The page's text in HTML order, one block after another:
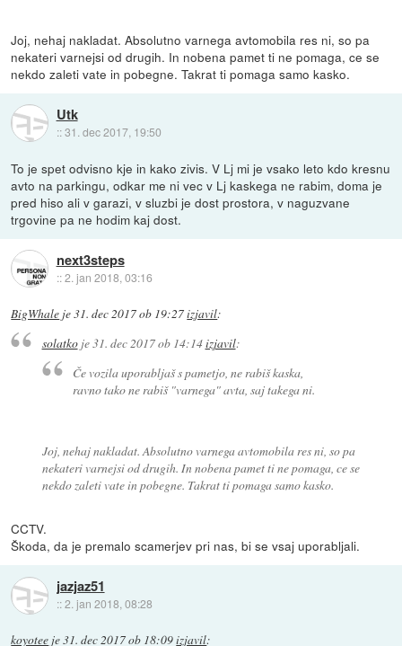
Joj, nehaj nakladat. Absolutno varnega avtomobila res ni, so pa
nekateri varnejsi od drugih. In nobena pamet ti ne pomaga, ce se
nekdo zaleti vate in pobegne. Takrat ti pomaga samo kasko.
Utk
::31. dec 2017, 19:50
To je spet odvisno kje in kako zivis. V Lj mi je vsako leto kdo kresnu
avto na parkingu, odkar me ni vec v Lj kaskega ne rabim, doma je
pred hiso ali v garazi, v sluzbi je dost prostora, v naguzvane
trgovine pa ne hodim kaj dost.
next3steps
::2. jan 2018, 03:16
BigWhale je31. dec 2017 ob 19:27izjavil:
solatkoje31. dec 2017 ob 14:14izjavil:
Če vozila uporabljaš s pametjo, ne rabiš kaska,
ravno tako ne rabiš "varnega" avta, saj takega ni.
Joj, nehaj nakladat. Absolutno varnega avtomobila res ni, so pa
nekateri varnejsi od drugih. In nobena pamet ti ne pomaga, ce se
nekdo zaleti vate in pobegne. Takrat ti pomaga samo kasko.
CCTV.
Škoda, da je premalo scamerjev pri nas, bi se vsaj uporabljali.
jazjaz51
::2. jan 2018, 08:28
koyotee je31. dec 2017 ob 18:09izjavil: